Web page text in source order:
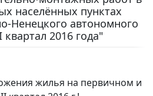
населённых пунктах
Ненецкого автономного
квартал 2016 года"
жилья на первичном и